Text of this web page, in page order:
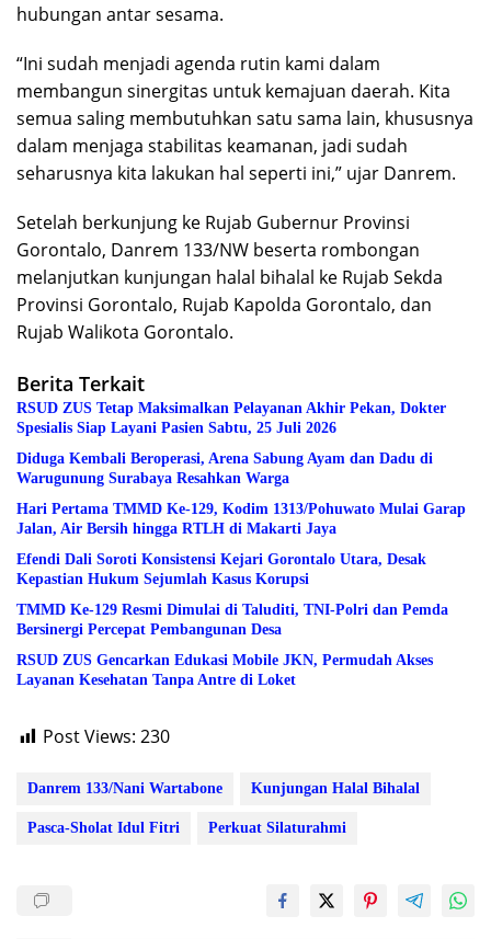
hubungan antar sesama.
“Ini sudah menjadi agenda rutin kami dalam
membangun sinergitas untuk kemajuan daerah. Kita
semua saling membutuhkan satu sama lain, khususnya
dalam menjaga stabilitas keamanan, jadi sudah
seharusnya kita lakukan hal seperti ini,” ujar Danrem.
Setelah berkunjung ke Rujab Gubernur Provinsi
Gorontalo, Danrem 133/NW beserta rombongan
melanjutkan kunjungan halal bihalal ke Rujab Sekda
Provinsi Gorontalo, Rujab Kapolda Gorontalo, dan
Rujab Walikota Gorontalo.
Berita Terkait
RSUD ZUS Tetap Maksimalkan Pelayanan Akhir Pekan, Dokter
Spesialis Siap Layani Pasien Sabtu, 25 Juli 2026
Diduga Kembali Beroperasi, Arena Sabung Ayam dan Dadu di
Warugunung Surabaya Resahkan Warga
Hari Pertama TMMD Ke-129, Kodim 1313/Pohuwato Mulai Garap
Jalan, Air Bersih hingga RTLH di Makarti Jaya
Efendi Dali Soroti Konsistensi Kejari Gorontalo Utara, Desak
Kepastian Hukum Sejumlah Kasus Korupsi
TMMD Ke-129 Resmi Dimulai di Taluditi, TNI-Polri dan Pemda
Bersinergi Percepat Pembangunan Desa
RSUD ZUS Gencarkan Edukasi Mobile JKN, Permudah Akses
Layanan Kesehatan Tanpa Antre di Loket
Post Views: 230
Danrem 133/Nani Wartabone Kunjungan Halal Bihalal
Pasca-Sholat Idul Fitri Perkuat Silaturahmi